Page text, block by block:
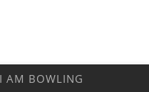
I AM BOWLING